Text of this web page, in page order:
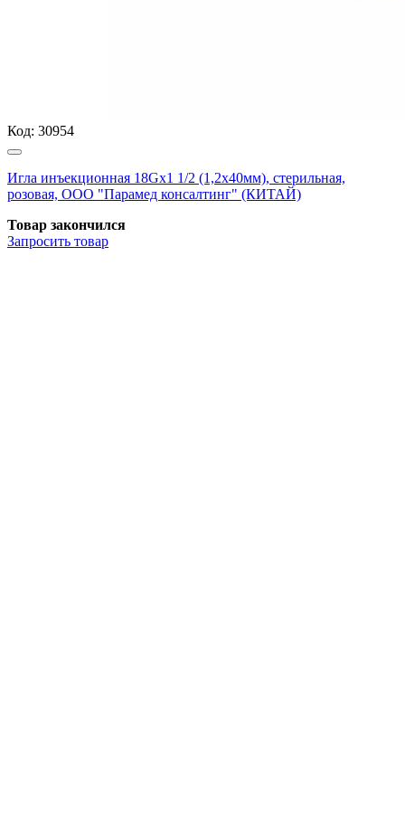
Код: 30954
Игла инъекционная 18Gх1 1/2 (1,2х40мм), стерильная,
розовая, ООО "Парамед консалтинг" (КИТАЙ)
Товар закончился
Запросить товар